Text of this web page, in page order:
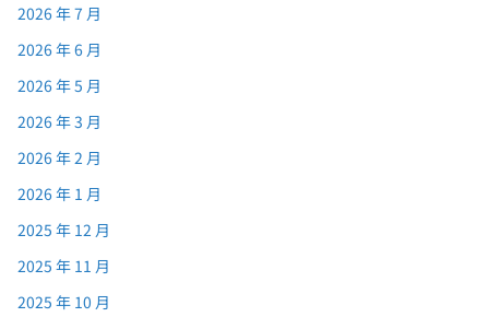
2026 年 7 月
2026 年 6 月
2026 年 5 月
2026 年 3 月
2026 年 2 月
2026 年 1 月
2025 年 12 月
2025 年 11 月
2025 年 10 月